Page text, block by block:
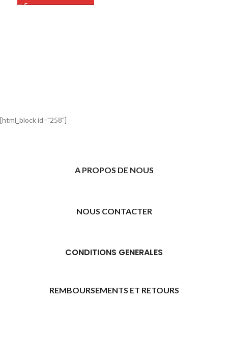
[html_block id="258"]
A PROPOS DE NOUS
NOUS CONTACTER
CONDITIONS GENERALES
REMBOURSEMENTS ET RETOURS